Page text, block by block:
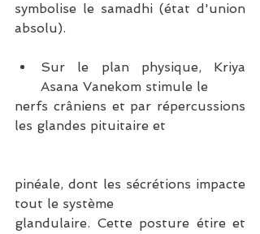
symbolise le samadhi (état d'union
absolu).
Sur le plan physique, Kriya
Asana Vanekom stimule le
nerfs crâniens et par répercussions
les glandes pituitaire et
pinéale, dont les sécrétions impacte
tout le système
glandulaire. Cette posture étire et